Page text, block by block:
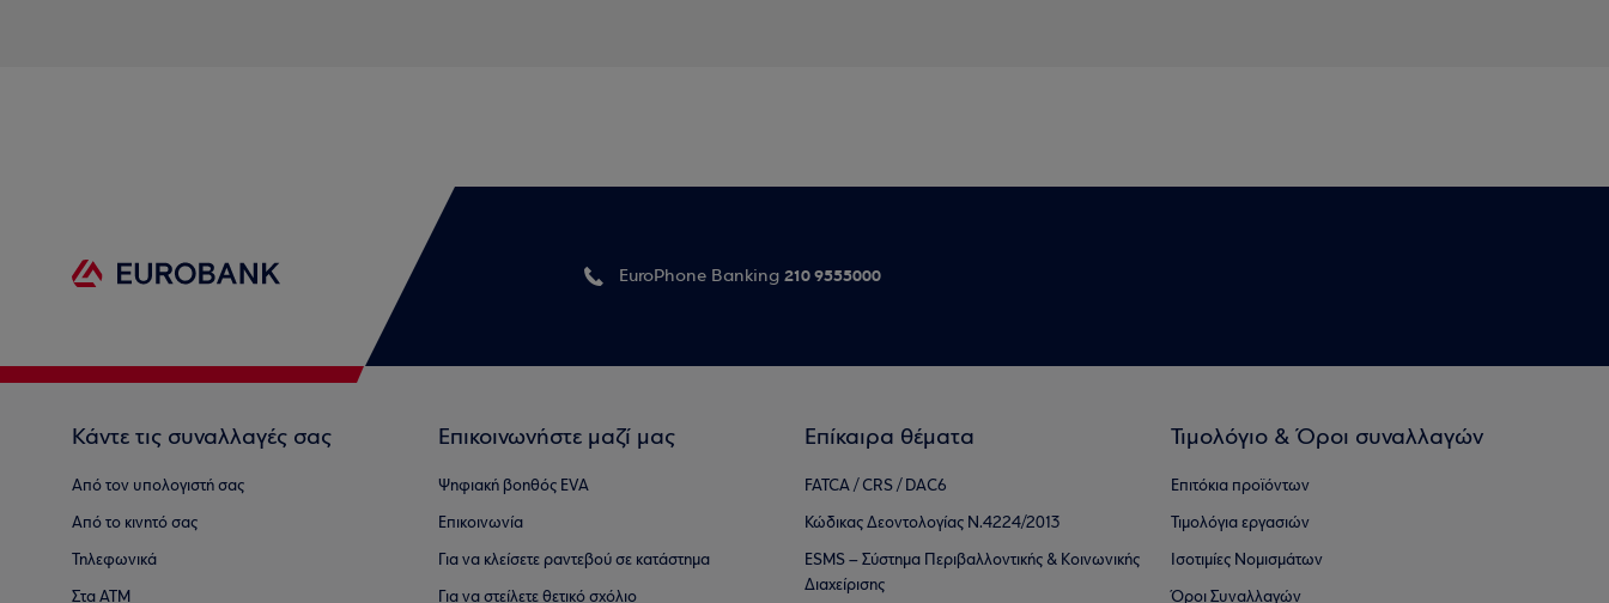
EuroPhone Banking 210 9555000
Κάντε τις συναλλαγές σας
Από τον υπολογιστή σας
Από το κινητό σας
Τηλεφωνικά
Στα ΑΤΜ
Επικοινωνήστε μαζί μας
Ψηφιακή βοηθός EVA
Επικοινωνία
Για να κλείσετε ραντεβού σε κατάστημα
Για να στείλετε θετικό σχόλιο
Επίκαιρα θέματα
FATCA / CRS / DAC6
Κώδικας Δεοντολογίας Ν.4224/2013
ESMS – Σύστημα Περιβαλλοντικής & Κοινωνικής
Διαχείρισης
Τιμολόγιο & Όροι συναλλαγών
Επιτόκια προϊόντων
Τιμολόγια εργασιών
Ισοτιμίες Νομισμάτων
Όροι Συναλλαγών